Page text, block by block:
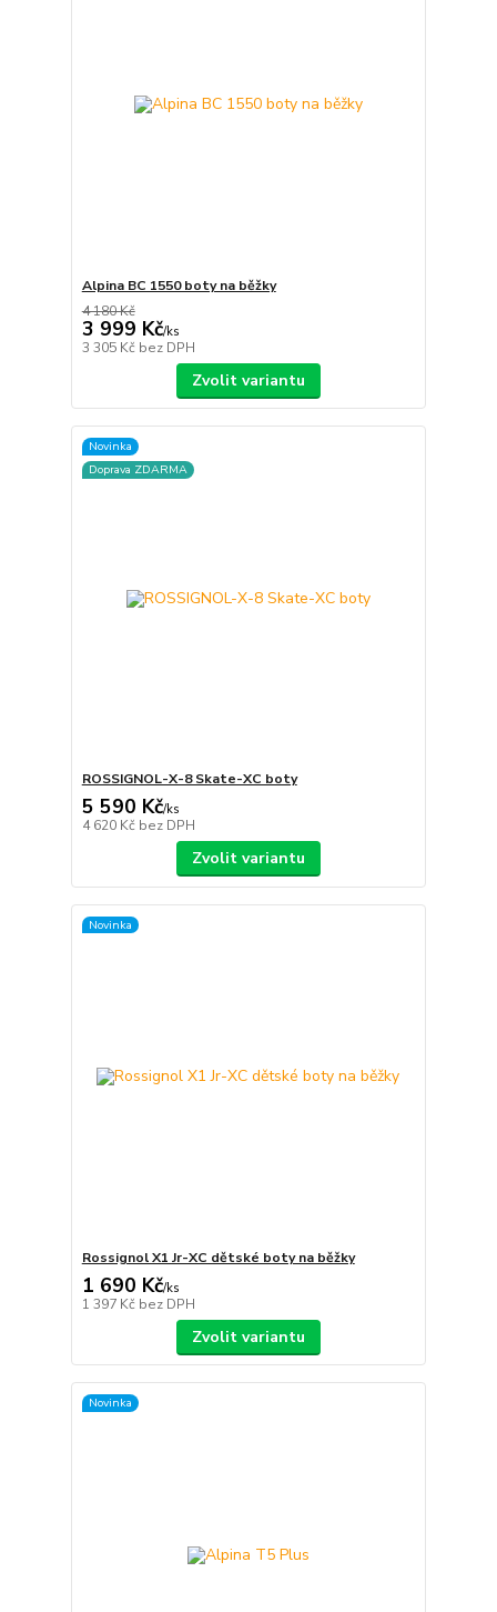
Alpina BC 1550 boty na běžky
4 180 Kč
3 999 Kč/ks
3 305 Kč bez DPH
Zvolit variantu
Novinka
Doprava ZDARMA
ROSSIGNOL-X-8 Skate-XC boty
5 590 Kč/ks
4 620 Kč bez DPH
Zvolit variantu
Novinka
Rossignol X1 Jr-XC dětské boty na běžky
1 690 Kč/ks
1 397 Kč bez DPH
Zvolit variantu
Novinka